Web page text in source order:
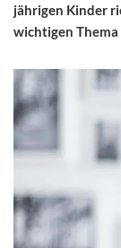
jährigen Kinder
wichtigen